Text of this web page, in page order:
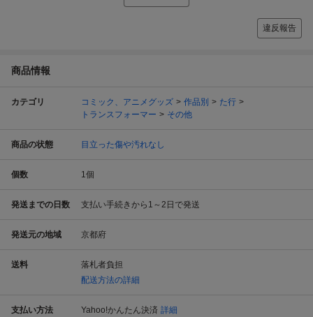
違反報告
商品情報
カテゴリ コミック、アニメグッズ 作品別
た行
トランスフォーマー
その他
商品の状態 目立った傷や汚れなし
個数 1個
発送までの日数 支払い手続きから1～2日で発送
発送元の地域 京都府
送料
落札者負担
配送方法の詳細
支払い方法 Yahoo!かんたん決済 詳細